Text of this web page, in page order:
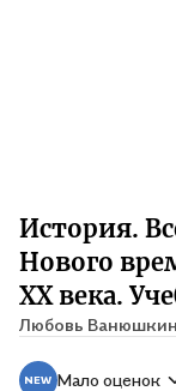
История.
Нового
XX века.
Любовь
Мало оценок